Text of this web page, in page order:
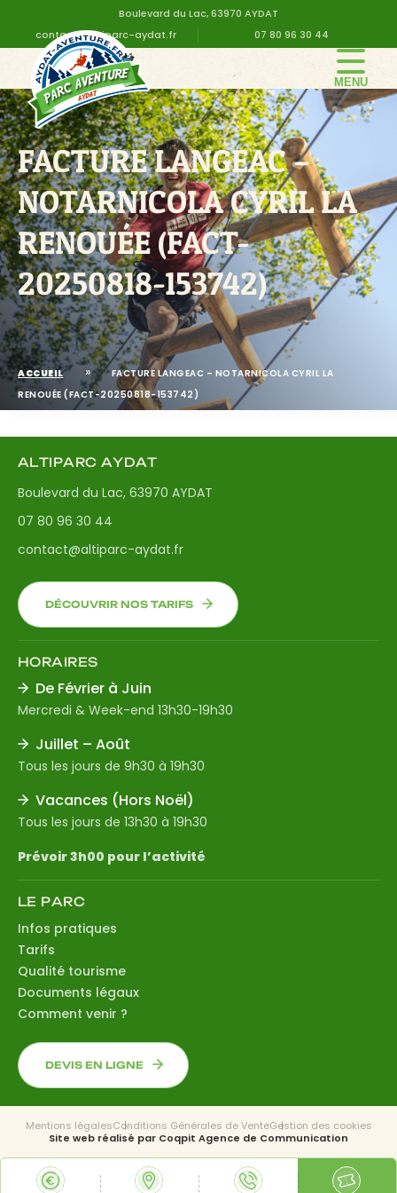
Boulevard du Lac, 63970 AYDAT
contact@altiparc-aydat.fr
07 80 96 30 44
LE PARC
GROUPE
TARIFS
ANNIVERSAIRE
INFOS PRATIQUES
CONTACT
DEVIS EN LIGNE
FACTURE LANGEAC –
NOTARNICOLA CYRIL LA
RENOUÉE (FACT-
20250818-153742)
ACCUEIL »
FACTURE LANGEAC – NOTARNICOLA CYRIL LA
RENOUÉE (FACT-20250818-153742)
ALTIPARC AYDAT
Boulevard du Lac, 63970 AYDAT
07 80 96 30 44
contact@altiparc-aydat.fr
DÉCOUVRIR NOS TARIFS
HORAIRES
De Février à Juin
Mercredi & Week-end 13h30-19h30
Juillet – Août
Tous les jours de 9h30 à 19h30
Vacances (Hors Noël)
Tous les jours de 13h30 à 19h30
Prévoir 3h00 pour l’activité
LE PARC
Infos pratiques
Tarifs
Qualité tourisme
Documents légaux
Comment venir ?
DEVIS EN LIGNE
Mentions légalesConditions Générales de VenteGestion des cookies
Site web réalisé par Coqpit Agence de Communication